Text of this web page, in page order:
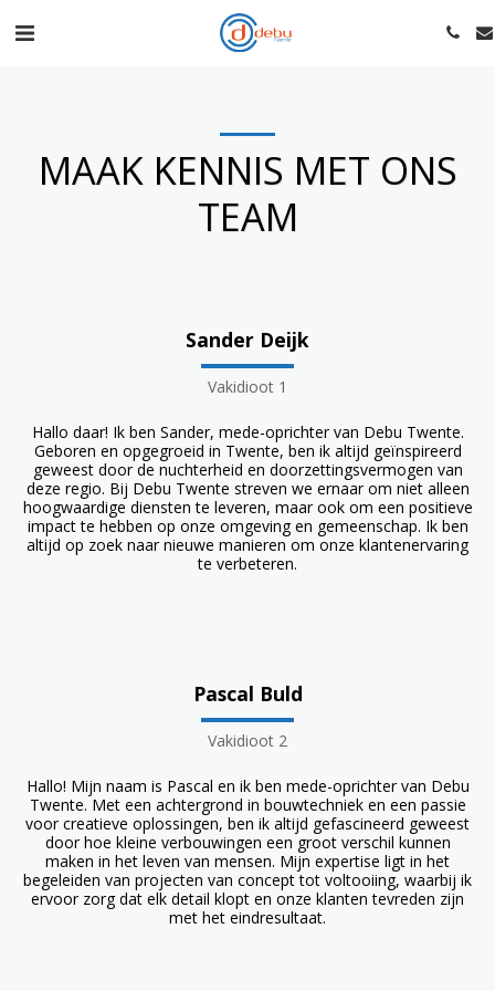
MAAK KENNIS MET ONS
TEAM
Sander Deijk
Vakidioot 1
Hallo daar! Ik ben Sander, mede-oprichter van Debu Twente.
Geboren en opgegroeid in Twente, ben ik altijd geïnspireerd
geweest door de nuchterheid en doorzettingsvermogen van
deze regio. Bij Debu Twente streven we ernaar om niet alleen
hoogwaardige diensten te leveren, maar ook om een positieve
impact te hebben op onze omgeving en gemeenschap. Ik ben
altijd op zoek naar nieuwe manieren om onze klantenervaring
te verbeteren.
Pascal Buld
Vakidioot 2
Hallo! Mijn naam is Pascal en ik ben mede-oprichter van Debu
Twente. Met een achtergrond in bouwtechniek en een passie
voor creatieve oplossingen, ben ik altijd gefascineerd geweest
door hoe kleine verbouwingen een groot verschil kunnen
maken in het leven van mensen. Mijn expertise ligt in het
begeleiden van projecten van concept tot voltooiing, waarbij ik
ervoor zorg dat elk detail klopt en onze klanten tevreden zijn
met het eindresultaat.